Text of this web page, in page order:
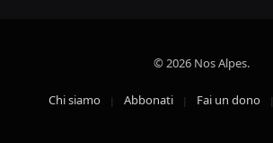
© 2026 Nos Alpes.
Chi siamo Abbonati Fai un dono